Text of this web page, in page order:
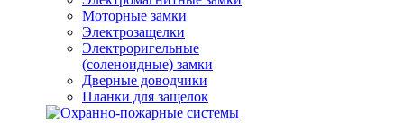
Моторные замки
Электрозащелки
Электроригельные
(cоленоидные) замки
Дверные доводчики
Планки для защелок